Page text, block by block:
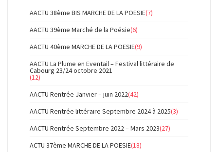
AACTU 38ème BIS MARCHE DE LA POESIE(7)
AACTU 39ème Marché de la Poésie(6)
AACTU 40ème MARCHE DE LA POESIE(9)
AACTU La Plume en Eventail – Festival littéraire de
Cabourg 23/24 octobre 2021
(12)
AACTU Rentrée Janvier – juin 2022(42)
AACTU Rentrée littéraire Septembre 2024 à 2025(3)
AACTU Rentrée Septembre 2022 – Mars 2023(27)
ACTU 37ème MARCHE DE LA POESIE(18)